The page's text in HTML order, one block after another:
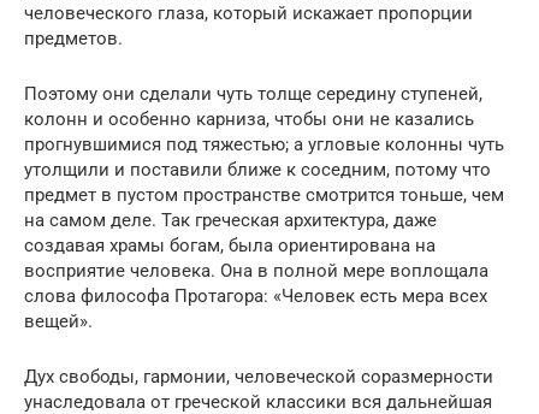
человеческого глаза, который искажает пропорции
предметов.
Поэтому они сделали чуть толще середину ступеней,
колонн и особенно карниза, чтобы они не казались
прогнувшимися под тяжестью; а угловые колонны чуть
утолщили и поставили ближе к соседним, потому что
предмет в пустом пространстве смотрится тоньше, чем
на самом деле. Так греческая архитектура, даже
создавая храмы богам, была ориентирована на
восприятие человека. Она в полной мере воплощала
слова философа Протагора: «Человек есть мера всех
вещей».
Дух свободы, гармонии, человеческой соразмерности
унаследовала от греческой классики вся дальнейшая